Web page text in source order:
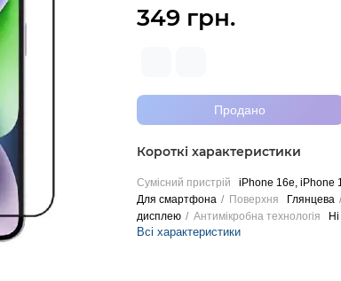
349 грн.
Продано
Короткі характеристики
Сумісний пристрій iPhone 16e, iPhone
Для смартфона
Поверхня Глянцева
дисплею
Антимікробна технологія Ні
Всі характеристики